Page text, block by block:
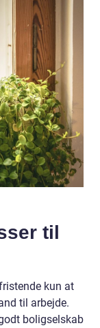
til
kun at
til arbejde.
boligselskab